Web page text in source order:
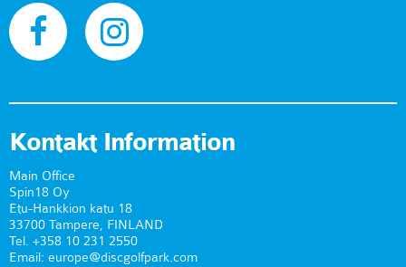
Kontakt Information
Main Office
Spin18 Oy
Etu-Hankkion katu 18
33700 Tampere, FINLAND
Tel. +358 10 231 2550
Email: europe@discgolfpark.com